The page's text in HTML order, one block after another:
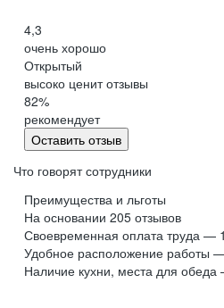
Космическая команда
Обмен опытом с
и сильное комьюнити
Финансовый
Бизнес-аналитика
4,3
очень хорошо
Открытый
высоко ценит отзывы
82%
рекомендует
Оставить отзыв
Что говорят сотрудники
Преимущества и льготы
На основании 205 отзывов
Своевременная оплата труда —
Удобное расположение работы
Наличие кухни, места для